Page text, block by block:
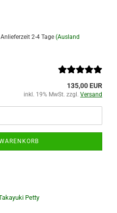
2-4 Tage (Ausland
135,00 EUR
inkl. 19% MwSt. zzgl. Versand